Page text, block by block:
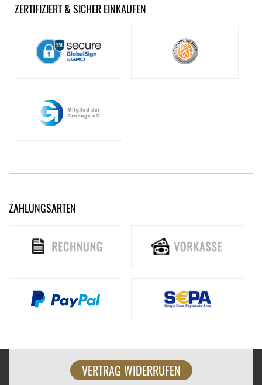
ZERTIFIZIERT & SICHER EINKAUFEN
ZAHLUNGSARTEN
VERTRAG WIDERRUFEN